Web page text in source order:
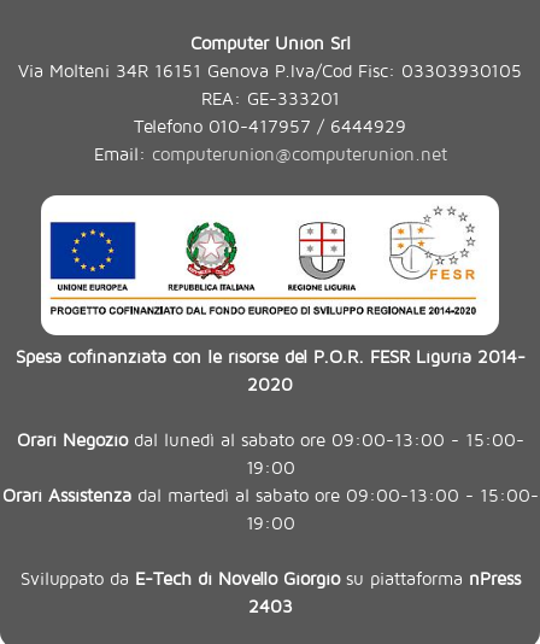
Computer Union Srl
Via Molteni 34R 16151 Genova P.Iva/Cod Fisc: 03303930105
REA: GE-333201
Telefono 010-417957 / 6444929
Email: computerunion@computerunion.net
Spesa cofinanziata con le risorse del P.O.R. FESR Liguria 2014-
2020
Orari Negoziodal lunedì al sabato ore 09:00-13:00 - 15:00-
19:00
Orari Assistenzadal martedì al sabato ore 09:00-13:00 - 15:00-
19:00
Sviluppato da E-Tech di Novello Giorgiosu piattaforma nPress
2403